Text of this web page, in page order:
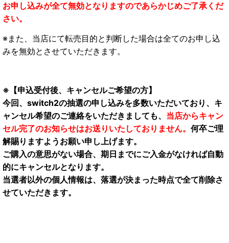
お申し込みが全て無効となりますのであらかじめご了承くだ
さい。
※また、当店にて転売目的と判断した場合は全てのお申し込
みを無効とさせていただきます。
※【申込受付後、キャンセルご希望の方】
今回、switch2の抽選の申し込みを多数いただいており、キ
ャンセル希望のご連絡をいただきましても、 当店からキャン
セル完了のお知らせはお送りいたしておりません。 何卒ご理
解賜りますようお願い申し上げます。
ご購入の意思がない場合、期日までにご入金がなければ自動
的にキャンセルとなります。
当選者以外の個人情報は、落選が決まった時点で全て削除さ
せていただきます。